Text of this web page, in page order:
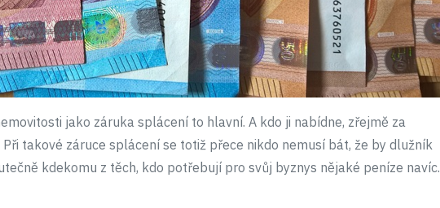
jako záruka splácení to hlavní. A kdo ji nabídne, zřejmě za
takové záruce splácení se totiž přece nikdo nemusí bát, že by dlužník
kdekomu z těch, kdo potřebují pro svůj byznys nějaké peníze navíc.